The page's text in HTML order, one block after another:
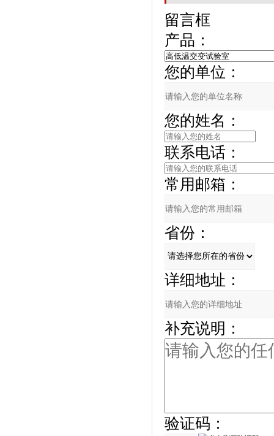
留言框
产品：
您的单位：
您的姓名：
联系电话：
常用邮箱：
省份：
详细地址：
补充说明：
验证码：